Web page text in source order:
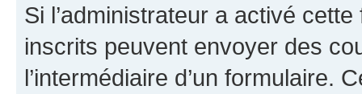
Si l’administrateur a activé
inscrits peuvent envoyer des
l’intermédiaire d’un formulaire.